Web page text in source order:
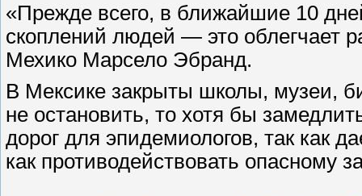
«Прежде всего, в ближайшие 10
скоплений людей — это облегчает
Мехико Марсело Эбранд.
В Мексике закрыты школы, музеи,
не остановить, то хотя бы
дорог для эпидемиологов, так как
как противодействовать опасному